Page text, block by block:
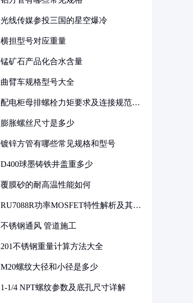
光线传媒参投三国的星空爆冷
横担型号对应重量
锰矿石产品化合水含量
曲臂车规格型号大全
配电柜母排螺栓力矩要求及连接规范详
膨胀螺丝尺寸是多少
镀锌方管有哪些常见规格和型号
D400球墨铸铁井盖重多少
覆膜砂的耐高温性能如何
RU7088R功率MOSFET特性解析及其在
不锈钢通风 管道施工
201不锈钢重量计算方法大全
M20螺纹大径和小径是多少
1-1/4 NPT螺纹参数及底孔尺寸详解